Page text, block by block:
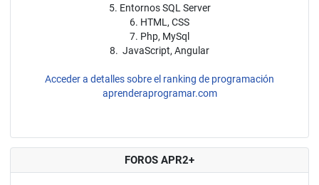
5. Entornos SQL Server
6. HTML, CSS
7. Php, MySql
8. JavaScript, Angular
Acceder a detalles sobre el ranking de programación
aprenderaprogramar.com
FOROS APR2+